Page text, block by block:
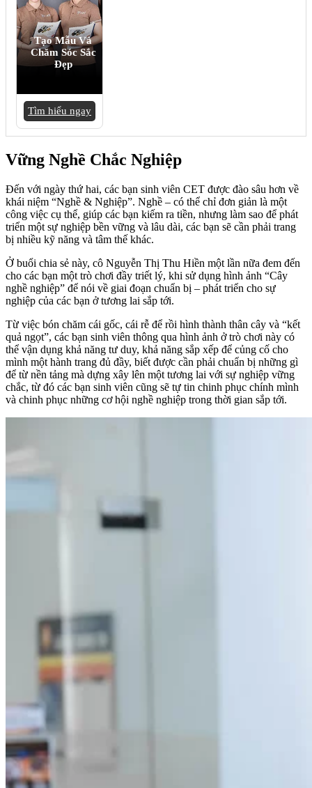
Tạo Mẫu Và
Chăm Sóc Sắc
Đẹp
Tìm hiểu ngay
Vững Nghề Chắc Nghiệp
Đến với ngày thứ hai, các bạn sinh viên CET được đào sâu hơn về
khái niệm “Nghề & Nghiệp”. Nghề – có thể chỉ đơn giản là một
công việc cụ thể, giúp các bạn kiếm ra tiền, nhưng làm sao để phát
triển một sự nghiệp bền vững và lâu dài, các bạn sẽ cần phải trang
bị nhiều kỹ năng và tâm thế khác.
Ở buổi chia sẻ này, cô Nguyễn Thị Thu Hiền một lần nữa đem đến
cho các bạn một trò chơi đầy triết lý, khi sử dụng hình ảnh “Cây
nghề nghiệp” để nói về giai đoạn chuẩn bị – phát triển cho sự
nghiệp của các bạn ở tương lai sắp tới.
Từ việc bón chăm cái gốc, cái rễ để rồi hình thành thân cây và “kết
quả ngọt”, các bạn sinh viên thông qua hình ảnh ở trò chơi này có
thể vận dụng khả năng tư duy, khả năng sắp xếp để củng cố cho
mình một hành trang đủ đầy, biết được cần phải chuẩn bị những gì
để từ nền tảng mà dựng xây lên một tương lai với sự nghiệp vững
chắc, từ đó các bạn sinh viên cũng sẽ tự tin chinh phục chính mình
và chinh phục những cơ hội nghề nghiệp trong thời gian sắp tới.